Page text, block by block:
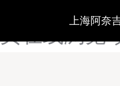
黄色在线
上海阿奈